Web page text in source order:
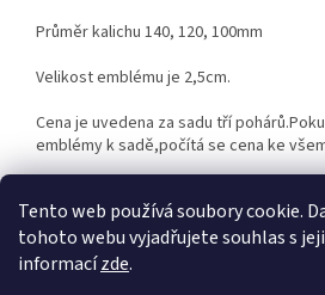
Tento web používá soubory cookie.
tohoto webu vyjadřujete souhlas s
informacízde.
Průměr kalichu 140, 120, 100mm
Velikost emblému je 2,5cm.
Cena je uvedena za sadu tří
emblémy k sadě,počítá se cena ke